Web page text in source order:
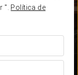
". Política de